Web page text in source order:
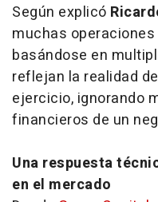
Según explicó
muchas
basándose en
reflejan la realidad
ejercicio, ignorando
financieros de un
Una respuesta
en el mercado